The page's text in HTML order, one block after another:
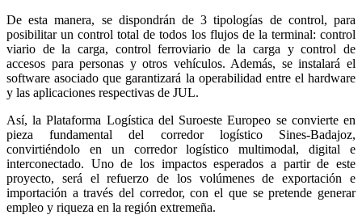
De esta manera, se dispondrán de 3 tipologías de control, para
posibilitar un control total de todos los flujos de la terminal: control
viario de la carga, control ferroviario de la carga y control de
accesos para personas y otros vehículos. Además, se instalará el
software asociado que garantizará la operabilidad entre el hardware
y las aplicaciones respectivas de JUL.
Así, la Plataforma Logística del Suroeste Europeo se convierte en
pieza fundamental del corredor logístico Sines-Badajoz,
convirtiéndolo en un corredor logístico multimodal, digital e
interconectado. Uno de los impactos esperados a partir de este
proyecto, será el refuerzo de los volúmenes de exportación e
importación a través del corredor, con el que se pretende generar
empleo y riqueza en la región extremeña.